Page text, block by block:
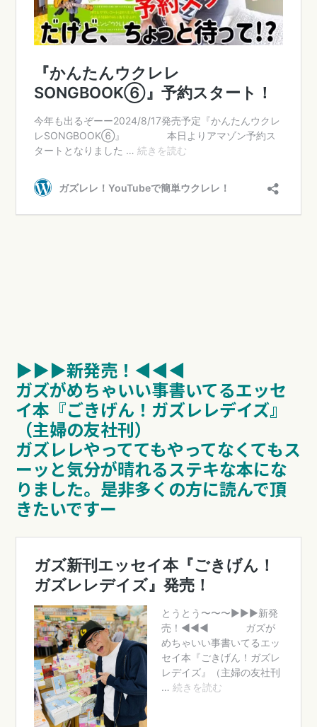
▶︎▶︎▶︎新発売！◀︎︎︎︎︎︎◀︎◀︎
ガズがめちゃいい事書いてるエッセ
イ本『ごきげん！ガズレレデイズ』
（主婦の友社刊）
ガズレレやっててもやってなくてもス
ーッと気分が晴れるステキな本にな
りました。 是非多くの方に読んで頂
きたいですー